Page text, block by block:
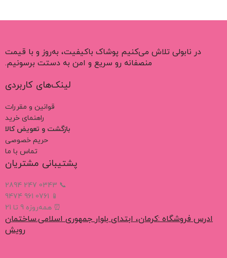
در نابولی تلاش می‌کنیم پوشاک باکیفیت، به‌روز و با قیمت
منصفانه رو سریع و امن به دستت برسونیم.
لینک‌های کاربردی
قوانین و مقررات
راهنمای خرید
بازگشت و تعویض کالا
حریم خصوصی
تماس با ما
پشتیبانی مشتریان
📞 0343 247 2894
📱 0761 961 9474
⏰ همه‌روزه 9 تا 21
ادرس فروشگاه :کرمان، ابتدای بلوار جمهوری اسلامی.ساختمان
رویش